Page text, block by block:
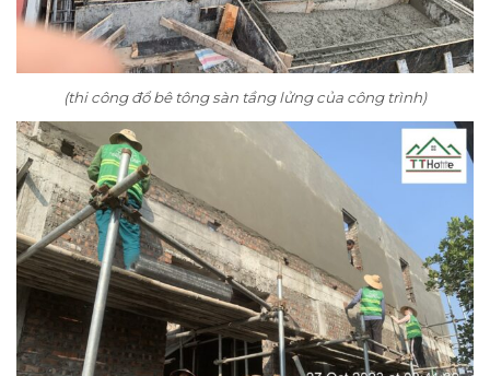
(thi công đổ bê tông sàn tầng lửng của công trình)